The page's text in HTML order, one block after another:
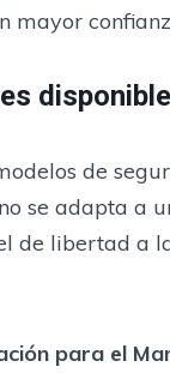
mayor
de
se adapta a
de libertad a
para el